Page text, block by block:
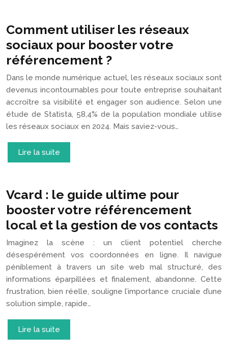
Comment utiliser les réseaux
sociaux pour booster votre
référencement ?
Dans le monde numérique actuel, les réseaux sociaux sont
devenus incontournables pour toute entreprise souhaitant
accroître sa visibilité et engager son audience. Selon une
étude de Statista, 58,4% de la population mondiale utilise
les réseaux sociaux en 2024. Mais saviez-vous…
Lire la suite
Vcard : le guide ultime pour
booster votre référencement
local et la gestion de vos contacts
Imaginez la scène : un client potentiel cherche
désespérément vos coordonnées en ligne. Il navigue
péniblement à travers un site web mal structuré, des
informations éparpillées et finalement, abandonne. Cette
frustration, bien réelle, souligne l’importance cruciale d’une
solution simple, rapide…
Lire la suite